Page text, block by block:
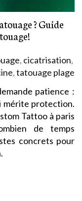
? Guide
, cicatrisation,
,tatouage plage
patience :
mérite protection.
Tattoo à paris
de temps
concrets pour